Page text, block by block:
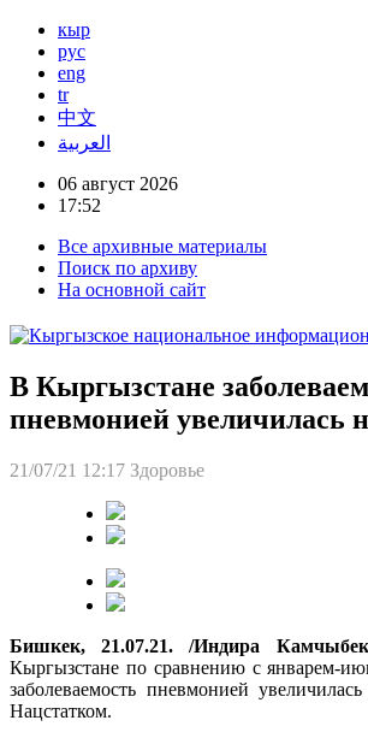
кыр
рус
eng
tr
中文
العربية
06 август 2026
17:52
Все архивные материалы
Поиск по архиву
На основной сайт
В Кыргызстане
пневмонией увеличилась
21/07/21 12:17 Здоровье
Бишкек, 21.07.21. /Индира
Кыргызстане по сравнению с январем-
заболеваемость пневмонией
Нацстатком.